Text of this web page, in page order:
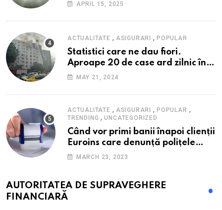
APRIL 15, 2025
ACTUALITATE , ASIGURARI ,POPULAR
Statistici care ne dau fiori.
Aproape 20 de case ard zilnic în
România, iar pagubele au
nici 40 de lei pe lună
MAY 21, 2024
ACTUALITATE , ASIGURARI ,POPULAR ,
TRENDING ,UNCATEGORIZED
Când vor primi banii înapoi clienții
Euroins care denunță polițele
RCA? Toți pașii și toate termenele
MARCH 23, 2023
AUTORITATEA DE SUPRAVEGHERE
FINANCIARĂ